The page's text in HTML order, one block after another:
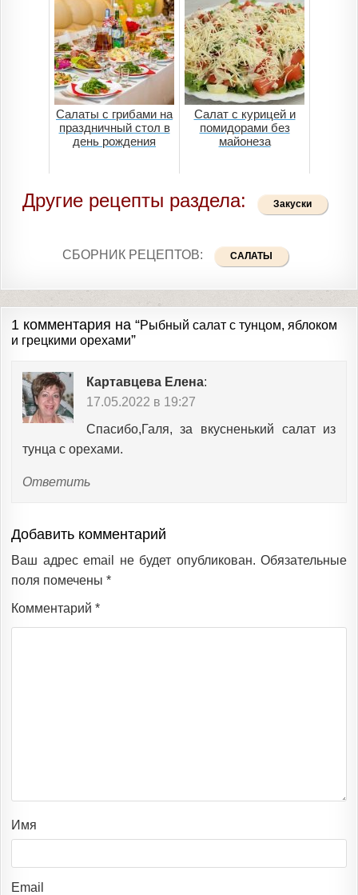
Салаты с грибами на
праздничный стол в
день рождения
Салат с курицей и
помидорами без
майонеза
Другие рецепты раздела: Закуски
СБОРНИК РЕЦЕПТОВ: САЛАТЫ
1 комментария на “Рыбный салат с тунцом, яблоком
и грецкими орехами”
Картавцева Елена:
17.05.2022 в 19:27
Спасибо,Галя, за вкусненький салат из
тунца с орехами.
Ответить
Добавить комментарий
Ваш адрес email не будет опубликован. Обязательные
поля помечены *
Комментарий *
Имя
Email